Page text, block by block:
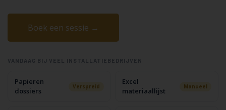
Boek een sessie →
Papieren
dossiers
Verspreid
Excel
materiaallijst
Manueel